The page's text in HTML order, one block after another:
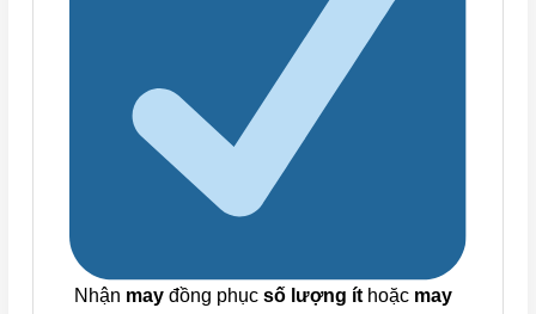
Nhận mayđồng phục số lượng íthoặc may